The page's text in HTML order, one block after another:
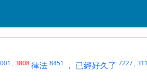
,3808律法 8451 ， 已經好久了 7227 ,